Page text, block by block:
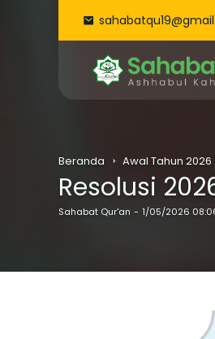
Beranda Awal Tahun 2026
Sahabat Qur'an 1/05/2026
Resolusi